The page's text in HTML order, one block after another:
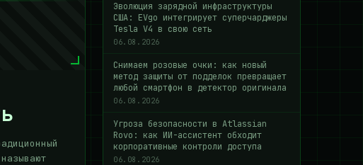
Эволюция зарядной инфраструктуры
США: EVgo интегрирует суперчарджеры
Tesla V4 в свою сеть
06.08.2026
Снимаем розовые очки: как новый
метод защиты от подделок превращает
любой смартфон в детектор оригинала
06.08.2026
Угроза безопасности в Atlassian
Rovo: как ИИ-ассистент обходит
корпоративные контроли доступа
06.08.2026